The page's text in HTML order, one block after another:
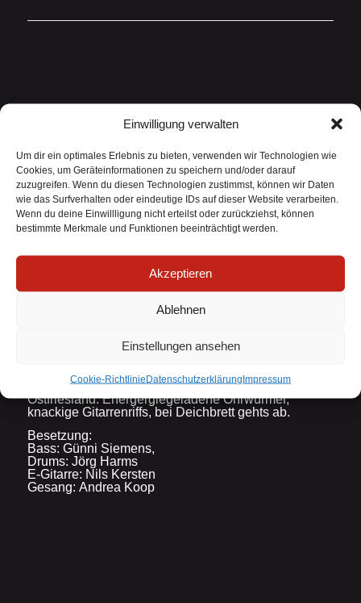
Einwilligung verwalten
Um dir ein optimales Erlebnis zu bieten, verwenden wir Technologien wie
Cookies, um Geräteinformationen zu speichern und/oder darauf
zuzugreifen. Wenn du diesen Technologien zustimmst, können wir Daten
wie das Surfverhalten oder eindeutige IDs auf dieser Website verarbeiten.
Wenn du deine Einwillligung nicht erteilst oder zurückziehst, können
bestimmte Merkmale und Funktionen beeinträchtigt werden.
Akzeptieren
Ablehnen
Einstellungen ansehen
Cookie-RichtlinieDatenschutzerklärungImpressum
Deichbrett- deutschsprachiger Hardrock- Band aus
Ostfriesland. Energergiegeladene Ohrwürmer,
knackige Gitarrenriffs, bei Deichbrett gehts ab.
Besetzung:
Bass: Günni Siemens,
Drums: Jörg Harms
E-Gitarre: Nils Kersten
Gesang: Andrea Koop
Widerrufsformular
Widerruf bestätigen